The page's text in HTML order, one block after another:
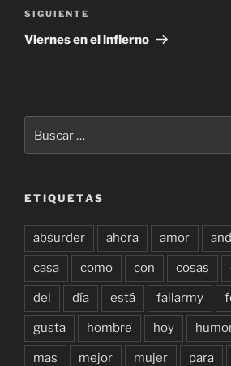
Siguiente
entrada
SIGUIENTE
Viernes en el infierno
por:
ETIQUETAS
absurder ahora amor and
casa como con cosas
del día está failarmy
gusta hombre hoy
mas mejor mujer para